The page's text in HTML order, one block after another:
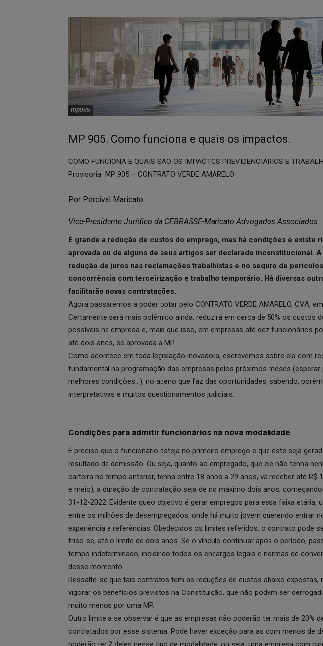
mp905
MP 905. Como funciona e quais os impactos.
COMO FUNCIONA E QUAIS SÃO OS IMPACTOS PREVIDENCIÁRIOS E
Provisoria MP 905 – CONTRATO VERDE AMARELO
Por Percival Maricato
Vice-Presidente Jurídico da CEBRASSE-Maricato Advogados Associados
É grande a redução de custos do emprego, mas há condições e existe
aprovada ou de alguns de seus artigos ser declarado inconstitucional.
redução de juros nas reclamações trabalhistas e no seguro de
concorrência com terceirização e trabalho temporário. Há diversas
facilitarão novas contratações.
Agora passaremos a poder optar pelo CONTRATO VERDE AMARELO, CVA,
Certamente será mais polêmico ainda, reduzirá em cerca de 50% os custos
possíveis na empresa e, mais que isso, em empresas até dez funcionários
até dois anos, se aprovada a MP.
Como acontece em toda legislação inovadora, escrevemos sobre ela com
fundamental na programação das empresas pelos próximos meses (esperar
melhores condições…), no aceno que faz das oportunidades, sabendo,
interpretativas e muitos questionamentos judiciais.
Condições para admitir funcionários na nova modalidade
É preciso que o funcionário esteja no primeiro emprego e que este seja
resultado de demissão. Ou seja, quanto ao empregado, que ele não tenha
carteira no tempo anterior, tenha entre 18 anos a 29 anos, vá receber até R$
e meio), a duração de contratação seja de no máximo dois anos,
31-12-2022. Evidente queo objetivo é gerar empregos para essa faixa etária,
entre os milhões de desempregados, onde há muito jovem querendo entrar
experiência e referências. Obedecidos os limites referidos, o contrato pode
frise-se, até o limite de dois anos. Se o vínculo continuar após o período,
tempo indeterminado, incidindo todos os encargos legais e normas de
desse momento.
Ressalte-se que tais contratos tem as reduções de custos abaixo expostas,
vigorar os benefícios previstos na Constituição, que não podem ser
muito menos por uma MP.
Outro limite a se observar é que as empresas não poderão ter mais de 20%
contratados por esse sistema. Pode haver exceção para as com menos de
poderão ter 2 deles nesse tipo de modalidade, ou seja, uma empresa com